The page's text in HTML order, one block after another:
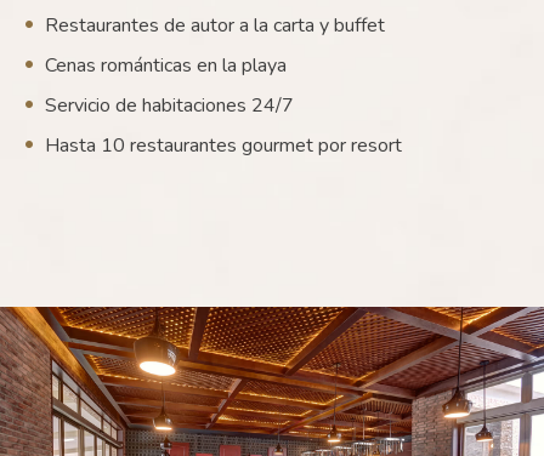
Restaurantes de autor a la carta y buffet
Cenas románticas en la playa
Servicio de habitaciones 24/7
Hasta 10 restaurantes gourmet por resort